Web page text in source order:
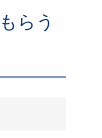
らう